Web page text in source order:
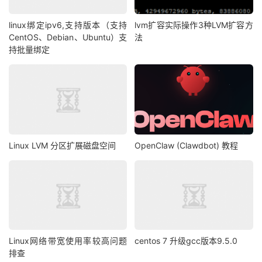
linux绑定ipv6,支持版本（支持
CentOS、Debian、Ubuntu）支
持批量绑定
lvm扩容实际操作3种LVM扩容方
法
Linux LVM 分区扩展磁盘空间 OpenClaw (Clawdbot) 教程
Linux网络带宽使用率较高问题
排查
centos 7 升级gcc版本9.5.0